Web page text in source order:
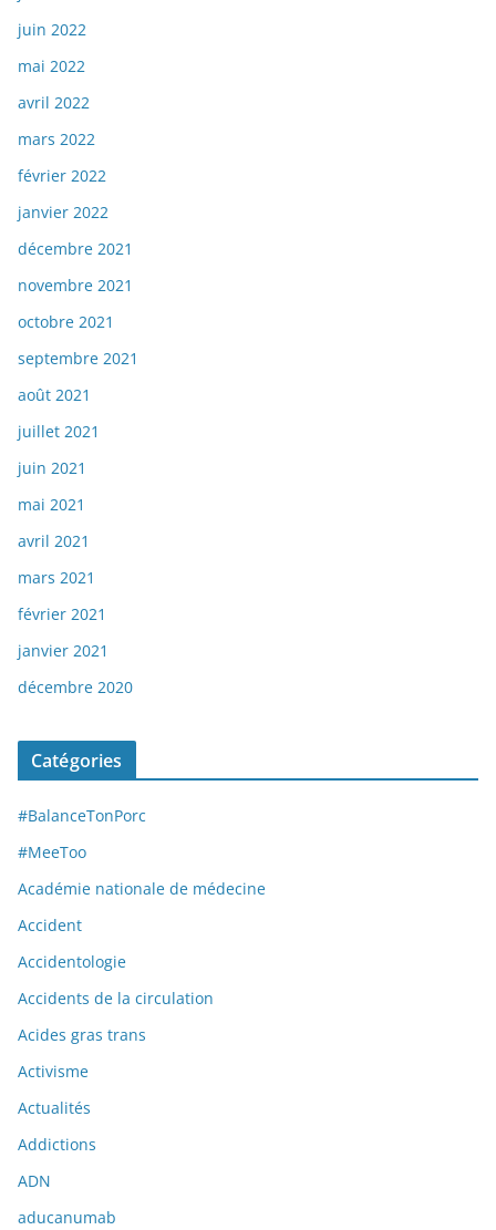
juin 2022
mai 2022
avril 2022
mars 2022
février 2022
janvier 2022
décembre 2021
novembre 2021
octobre 2021
septembre 2021
août 2021
juillet 2021
juin 2021
mai 2021
avril 2021
mars 2021
février 2021
janvier 2021
décembre 2020
Catégories
#BalanceTonPorc
#MeeToo
Académie nationale de médecine
Accident
Accidentologie
Accidents de la circulation
Acides gras trans
Activisme
Actualités
Addictions
ADN
aducanumab